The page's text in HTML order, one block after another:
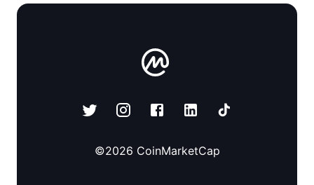
©2026 CoinMarketCap